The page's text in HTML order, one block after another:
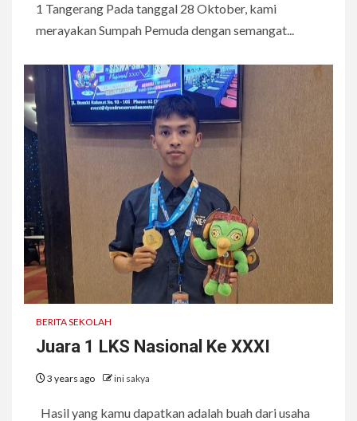
1 Tangerang Pada tanggal 28 Oktober, kami
merayakan Sumpah Pemuda dengan semangat...
BERITA SEKOLAH
Juara 1 LKS Nasional Ke XXXI
3 years ago ini sakya
Hasil yang kamu dapatkan adalah buah dari usaha